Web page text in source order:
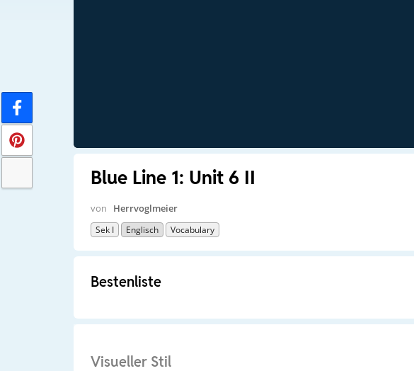
Blue Line 1: Unit 6 II
von Herrvoglmeier
Sek I Englisch Vocabulary
Bestenliste
Visueller Stil